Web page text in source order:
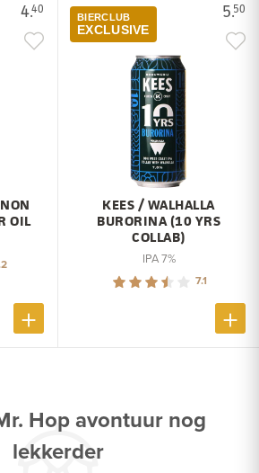
4.40
OIL
5.50
BIERCLUB
EXCLUSIVE
KEES / WALHALLA
BURORINA (10 YRS
COLLAB)
IPA 7%
7.1
Hop avontuur nog
lekkerder